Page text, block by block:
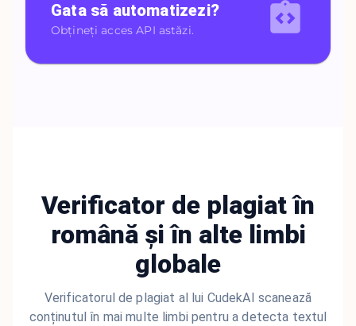
Gata să automatizezi?
Obțineți acces API astăzi.
Verificator de plagiat în
română și în alte limbi
globale
Verificatorul de plagiat al lui CudekAI scanează
conținutul în mai multe limbi pentru a detecta textul